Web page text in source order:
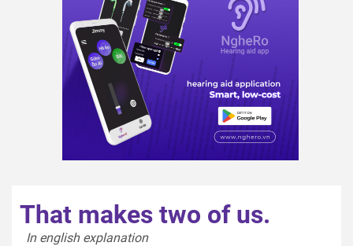
That makes two of us.
In english explanation